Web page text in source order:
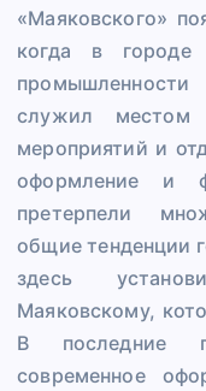
«Маяковского»
когда в городе
служил местом
мероприятий и
оформление и
претерпели
общие тенденции
здесь
Маяковскому,
В последние
современное